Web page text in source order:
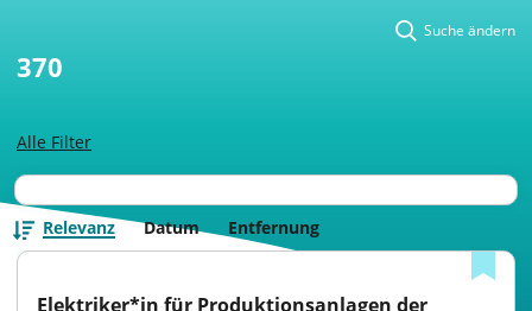
Alle Filter
Suche ändern
370
Relevanz Datum Entfernung